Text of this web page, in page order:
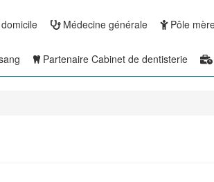
Médecine générale Pôle
Partenaire Cabinet de dentisterie